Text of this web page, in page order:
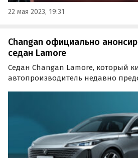
22 мая 2023, 19:31
Changan официально
седан Lamore
Седан Changan Lamore, который
автопроизводитель недавно